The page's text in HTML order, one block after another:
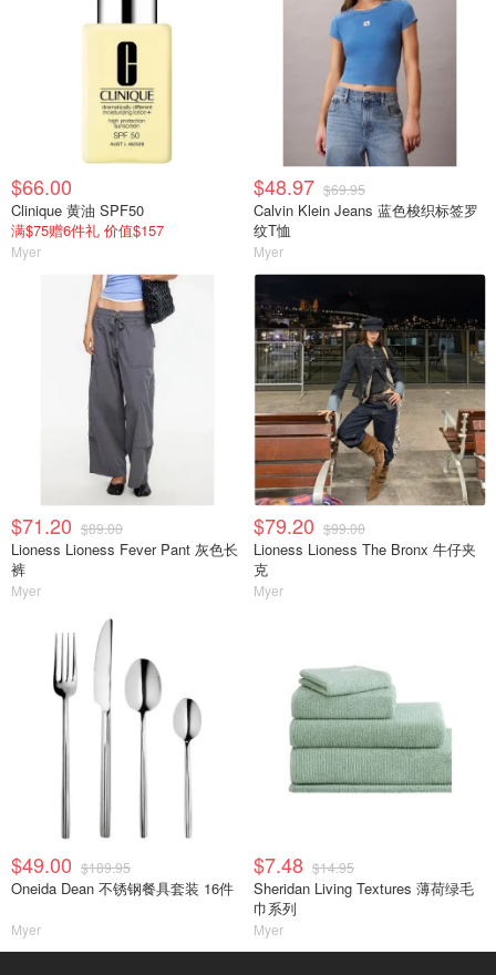
$66.00
Clinique 黄油 SPF50
满$75赠6件礼 价值$157
Myer
$48.97 $69.95
Calvin Klein Jeans 蓝色梭织标签罗
纹T恤
Myer
$71.20 $89.00
Lioness Lioness Fever Pant 灰色长
裤
Myer
$79.20 $99.00
Lioness Lioness The Bronx 牛仔夹
克
Myer
$49.00 $189.95
Oneida Dean 不锈钢餐具套装 16件
Myer
$7.48 $14.95
Sheridan Living Textures 薄荷绿毛
巾系列
Myer